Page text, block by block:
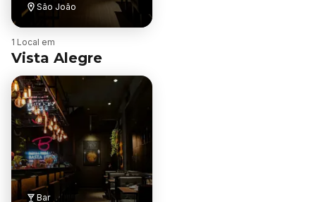
São João
B
a
r
r
o
1 Local em
Vista Alegre
Bar